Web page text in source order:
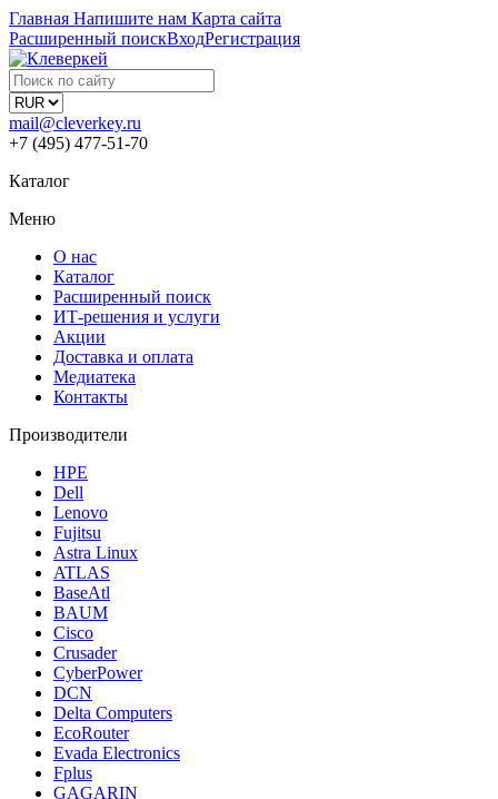
Главная Напишите нам Карта сайта
Расширенный поискВходРегистрация
mail@cleverkey.ru
+7 (495) 477-51-70
Каталог
Меню
О нас
Каталог
Расширенный поиск
ИТ-решения и услуги
Акции
Доставка и оплата
Медиатека
Контакты
Производители
HPE
Dell
Lenovo
Fujitsu
Astra Linux
ATLAS
BaseAtl
BAUM
Cisco
Crusader
CyberPower
DCN
Delta Computers
EcoRouter
Evada Electronics
Fplus
GAGARIN